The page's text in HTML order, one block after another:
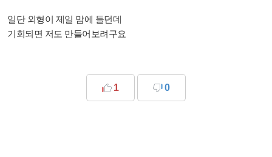
일단 외형이 제일 맘에 들던데
기회되면 저도 만들어보려구요
1 0